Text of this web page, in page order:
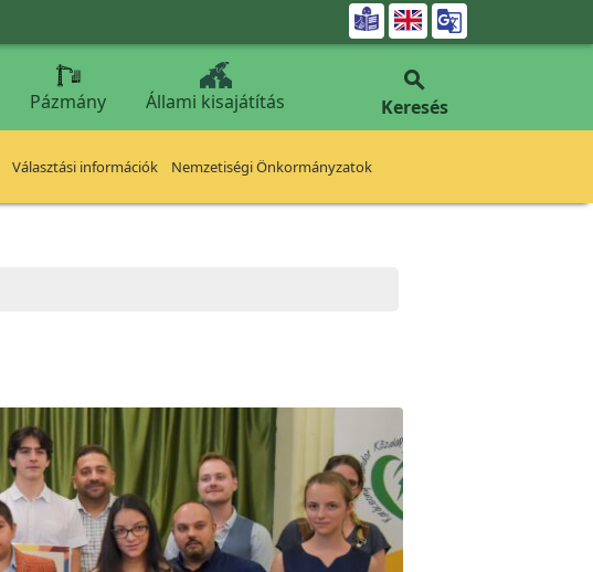

Pázmány Állami kisajátítás

Keresés
Választási információk Nemzetiségi Önkormányzatok